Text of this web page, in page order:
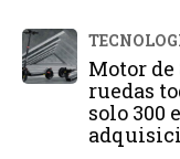
Motor de
ruedas
solo 300